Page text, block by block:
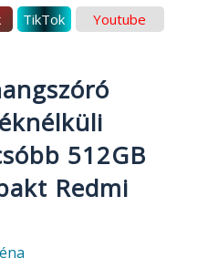
TikTok Youtube
512GB
Redmi